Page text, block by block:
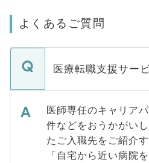
よくあるご質問
医療転職支援サー
医師専任のキャリア
件などをおうかがい
たご入職先をご紹介
「自宅から近い病院